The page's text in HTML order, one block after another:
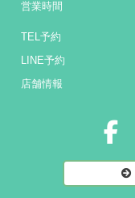
営業時間
TEL予約
LINE予約
店舗情報